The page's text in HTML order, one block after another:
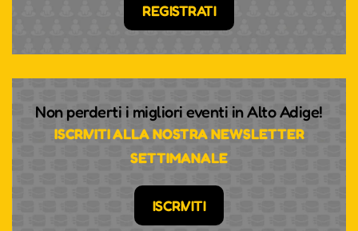
REGISTRATI
Non perderti i migliori eventi in Alto Adige!
ISCRIVITI ALLA NOSTRA NEWSLETTER
SETTIMANALE
ISCRIVITI